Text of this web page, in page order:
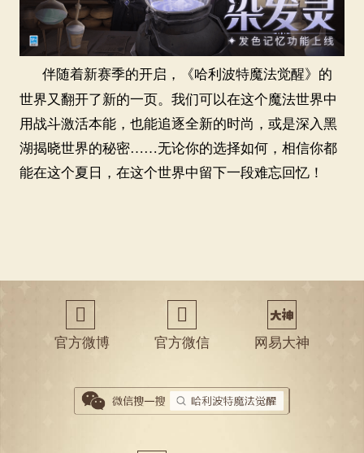
伴随着新赛季的开启，《哈利波特魔法觉醒》的
世界又翻开了新的一页。我们可以在这个魔法世界中
用战斗激活本能，也能追逐全新的时尚，或是深入黑
湖揭晓世界的秘密……无论你的选择如何，相信你都
能在这个夏日，在这个世界中留下一段难忘回忆！
򠀃
官方微博
򠀅
官方微信 网易大神